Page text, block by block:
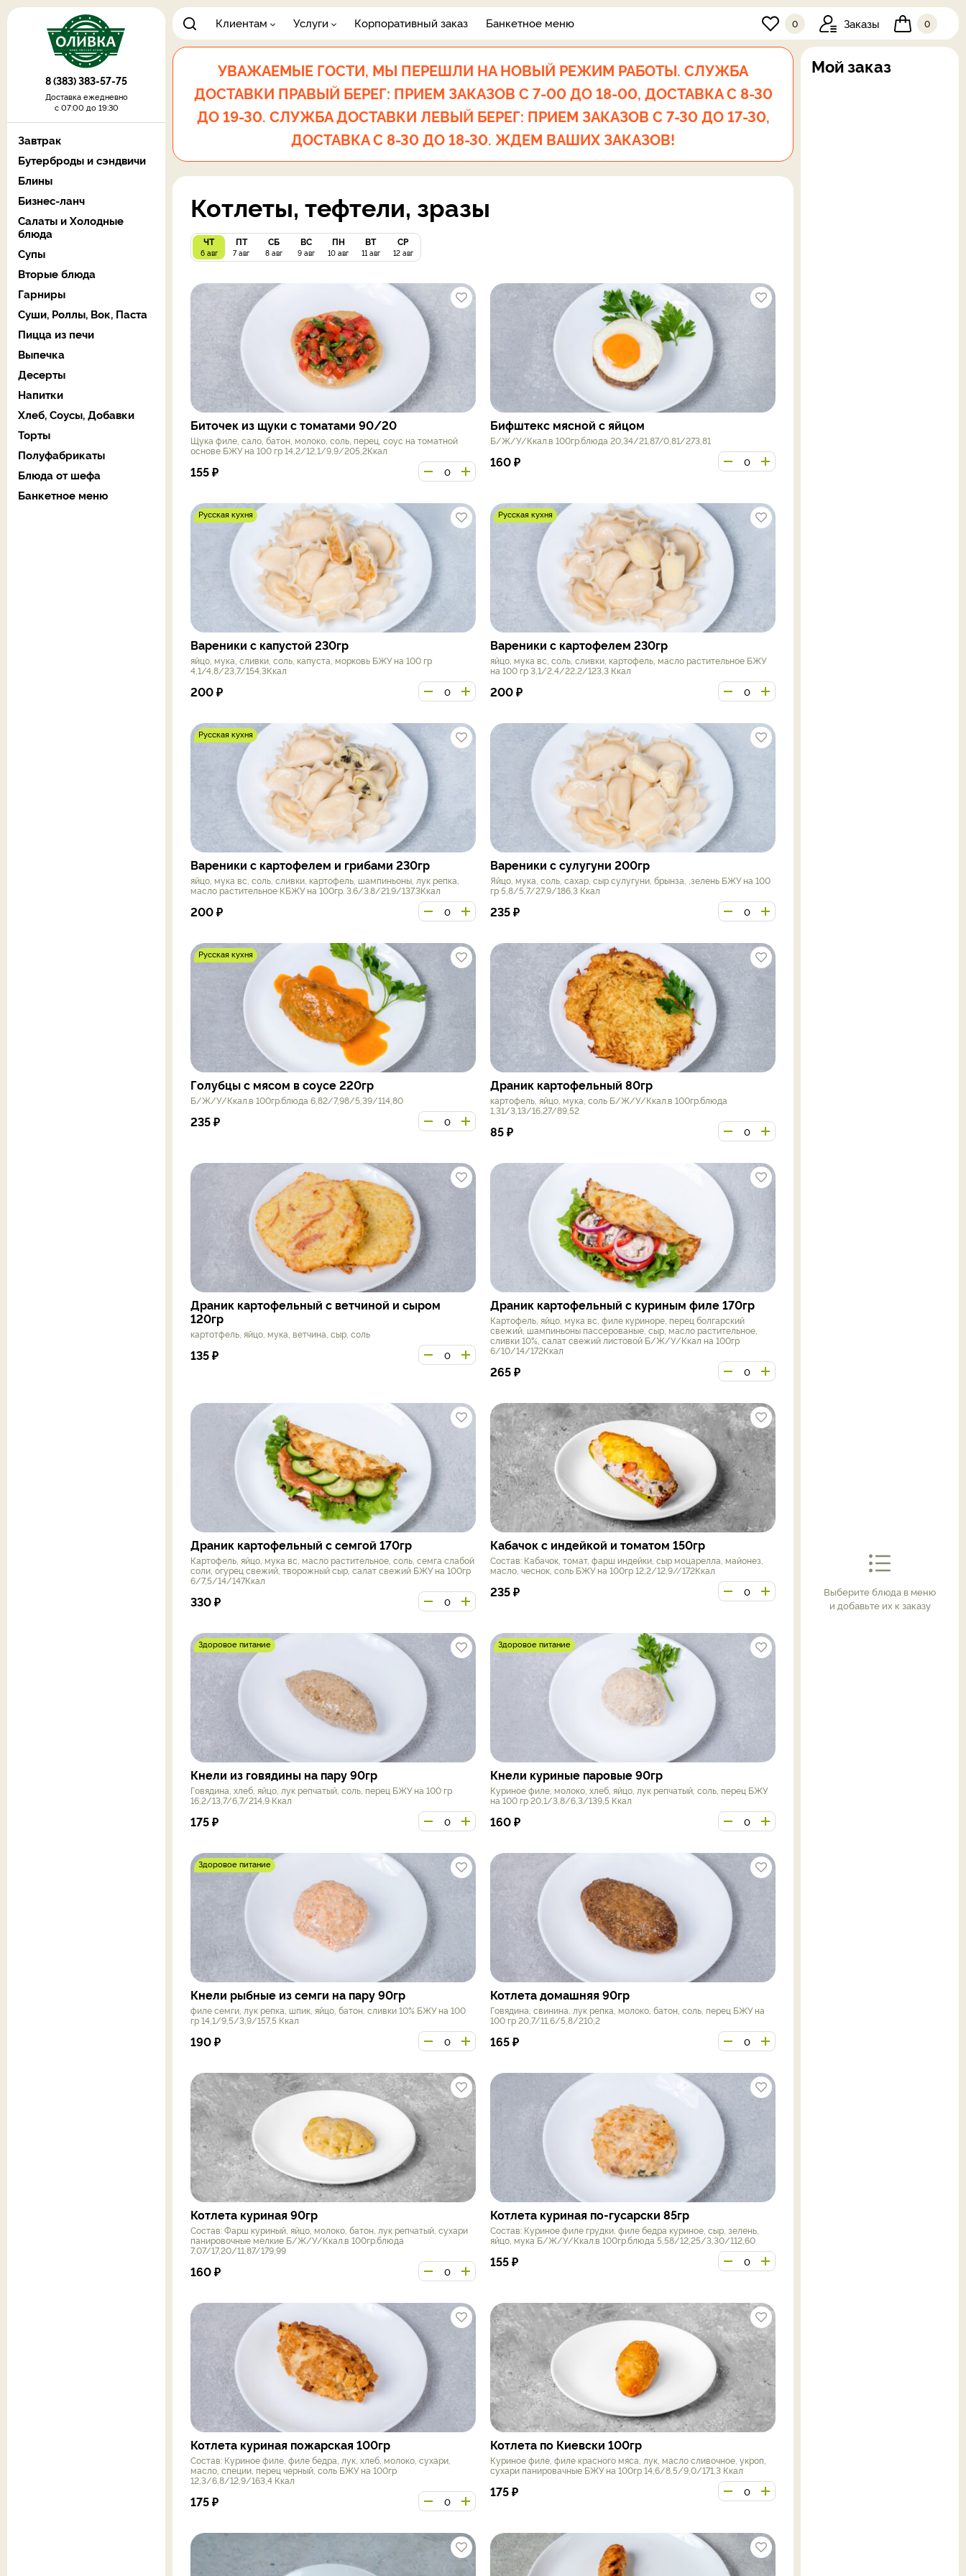
8 (383) 383-57-75
Доставка ежедневно
с 07:00 до 19:30
Клиентам Услуги Корпоративный заказ Банкетное меню 0 Заказы 0
Завтрак
Бутерброды и сэндвичи
Блины
Бизнес-ланч
Салаты и Холодные
блюда
Супы
Вторые блюда
Гарниры
Суши, Роллы, Вок, Паста
Пицца из печи
Выпечка
Десерты
Напитки
Хлеб, Соусы, Добавки
Торты
Полуфабрикаты
Блюда от шефа
Банкетное меню
УВАЖАЕМЫЕ ГОСТИ, МЫ ПЕРЕШЛИ НА НОВЫЙ РЕЖИМ РАБОТЫ. СЛУЖБА
ДОСТАВКИ ПРАВЫЙ БЕРЕГ: ПРИЕМ ЗАКАЗОВ С 7-00 ДО 18-00, ДОСТАВКА С 8-30
ДО 19-30. СЛУЖБА ДОСТАВКИ ЛЕВЫЙ БЕРЕГ: ПРИЕМ ЗАКАЗОВ С 7-30 ДО 17-30,
ДОСТАВКА С 8-30 ДО 18-30. ЖДЕМ ВАШИХ ЗАКАЗОВ!
Котлеты, тефтели, зразы
ЧТ
6 авг
ПТ
7 авг
СБ
8 авг
ВС
9 авг
ПН
10 авг
ВТ
11 авг
СР
12 авг
Биточек из щуки с томатами 90/20
Щука филе, сало, батон, молоко, соль, перец, соус на томатной
основе БЖУ на 100 гр 14,2/12,1/9,9/205,2Ккал
155₽
Бифштекс мясной с яйцом
Б/Ж/У/Ккал.в 100гр.блюда 20,34/21,87/0,81/273,81
160₽
Русская кухня
Вареники с капустой 230гр
яйцо, мука, сливки, соль, капуста, морковь БЖУ на 100 гр
4,1/4,8/23,7/154,3Ккал
200₽
Русская кухня
Вареники с картофелем 230гр
яйцо, мука вс, соль, сливки, картофель, масло растительное БЖУ
на 100 гр 3,1/2,4/22,2/123,3 Ккал
200₽
Русская кухня
Вареники с картофелем и грибами 230гр
яйцо, мука вс, соль, сливки, картофель, шампиньоны, лук репка,
масло растительное КБЖУ на 100гр. 3.6/3.8/21.9/137.3Ккал
200₽
Вареники с сулугуни 200гр
Яйцо, мука, соль, сахар, сыр сулугуни, брынза, ,зелень БЖУ на 100
гр 5,8/5,7/27,9/186,3 Ккал
235₽
Русская кухня
Голубцы с мясом в соусе 220гр
Б/Ж/У/Ккал.в 100гр.блюда 6,82/7,98/5,39/114,80
235₽
Драник картофельный 80гр
картофель, яйцо, мука, соль Б/Ж/У/Ккал.в 100гр.блюда
1,31/3,13/16,27/89,52
85₽
Драник картофельный с ветчиной и сыром
120гр
картотфель, яйцо, мука, ветчина, сыр, соль
135₽
Драник картофельный с куриным филе 170гр
Картофель, яйцо, мука вс, филе куриноре, перец болгарский
свежий, шампиньоны пассерованые, сыр, масло растительное,
сливки 10%, салат свежий листовой Б/Ж/У/Ккал на 100гр
6/10/14/172Ккал
265₽
Драник картофельный с семгой 170гр
Картофель, яйцо, мука вс, масло растительное, соль, семга слабой
соли, огурец свежий, творожный сыр, салат свежий БЖУ на 100гр
6/7,5/14/147Ккал
330₽
Кабачок с индейкой и томатом 150гр
Состав: Кабачок, томат, фарш индейки, сыр моцарелла, майонез,
масло, чеснок, соль БЖУ на 100гр 12,2/12,9//172Ккал
235₽
Здоровое питание
Кнели из говядины на пару 90гр
Говядина, хлеб, яйцо, лук репчатый, соль, перец БЖУ на 100 гр
16,2/13,7/6,7/214,9 Ккал
175₽
Здоровое питание
Кнели куриные паровые 90гр
Куриное филе, молоко, хлеб, яйцо, лук репчатый, соль, перец БЖУ
на 100 гр 20,1/3,8/6,3/139,5 Ккал
160₽
Здоровое питание
Кнели рыбные из семги на пару 90гр
филе семги, лук репка, шпик, яйцо, батон, сливки 10% БЖУ на 100
гр 14,1/9,5/3,9/157,5 Ккал
190₽
Котлета домашняя 90гр
Говядина, свинина, лук репка, молоко, батон, соль, перец БЖУ на
100 гр 20,7/11,6/5,8/210,2
165₽
Котлета куриная 90гр
Состав: Фарш куриный, яйцо, молоко, батон, лук репчатый, сухари
панировочные мелкие Б/Ж/У/Ккал.в 100гр.блюда
7,07/17,20/11,87/179,99
160₽
Котлета куриная по-гусарски 85гр
Состав: Куриное филе грудки, филе бедра куриное, сыр, зелень,
яйцо, мука Б/Ж/У/Ккал.в 100гр.блюда 5,58/12,25/3,30/112,60
155₽
Котлета куриная пожарская 100гр
Состав: Куриное филе, филе бедра, лук, хлеб, молоко, сухари,
масло, специи, перец черный, соль БЖУ на 100гр
12,3/6,8/12,9/163,4 Ккал
175₽
Котлета по Киевски 100гр
Куриное филе, филе красного мяса, лук, масло сливочное, укроп,
сухари панировачные БЖУ на 100гр 14,6/8,5/9,0/171,3 Ккал
175₽
Мой заказ
Выберите блюда в меню
и добавьте их к заказу